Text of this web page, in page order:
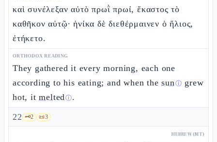
καὶ συνέλεξαν αὐτὸ πρωῒ πρωί, ἕκαστος τὸ
καθῆκον αὐτῷ· ἡνίκα δὲ διεθέρμαινεν ὁ ἥλιος,
ἐτήκετο.
ORTHODOX READING
They gathered it every morning, each one
according to his eating; and when thesunⓘ grew
hot, itmeltedⓘ.
22 🗝️2 📜3
HEBREW (MT)